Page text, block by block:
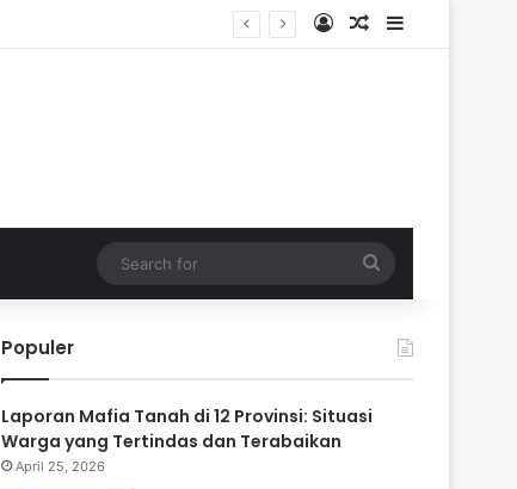
Log InRandom Article
Sidebar
for
Populer
Laporan Mafia Tanah di 12 Provinsi: Situasi
Warga yang Tertindas dan Terabaikan
April 25, 2026